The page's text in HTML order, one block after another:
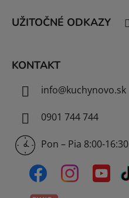
UŽITOČNÉ ODKAZY
KONTAKT
info@kuchynovo.sk
0901 744 744
Pon – Pia 8:00-16:30